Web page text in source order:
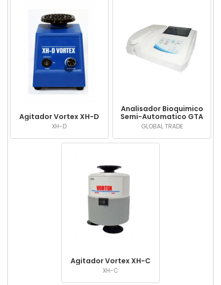
Agitador Vortex XH-D
XH-D
Analisador Bioquimico
Semi-Automatico GTA
300
GLOBAL TRADE
Agitador Vortex XH-C
XH-C